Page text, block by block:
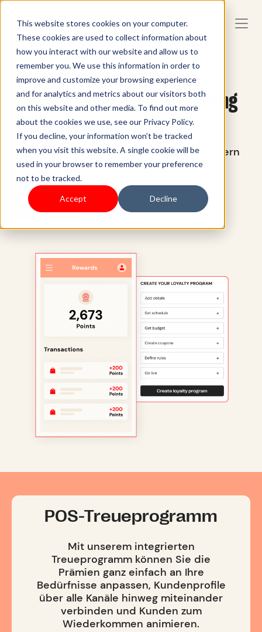
This website stores cookies on your computer.
These cookies are used to collect information about
how you interact with our website and allow us to
remember you. We use this information in order to
improve and customize your browsing experience
and for analytics and metrics about our visitors both
on this website and other media. To find out more
about the cookies we use, see our Privacy Policy.
If you decline, your information won’t be tracked
when you visit this website. A single cookie will be
used in your browser to remember your preference
not to be tracked.
Accept Decline
All-in-One-Lösung für
Kundenbindung zur Förderung
des Wachstums
Erhöhen Sie die Kundenbindung und sichern
Sie sich mit unserem Omnichannel-
Treueprogramm Folgeaufträge.
Los geht's
POS-Treueprogramm
Mit unserem integrierten
Treueprogramm können Sie die
Prämien ganz einfach an Ihre
Bedürfnisse anpassen, Kundenprofile
über alle Kanäle hinweg miteinander
verbinden und Kunden zum
Wiederkommen animieren.